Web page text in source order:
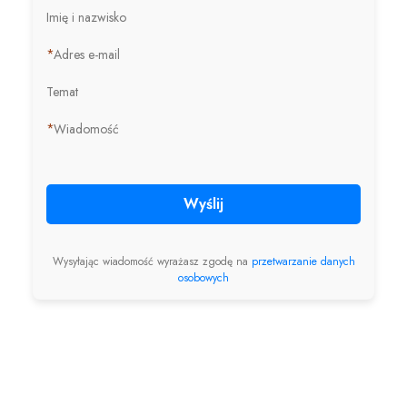
Imię i nazwisko
*Adres e-mail
Temat
*Wiadomość
Wyślij
Wysyłając wiadomość wyrażasz zgodę na przetwarzanie danych
osobowych